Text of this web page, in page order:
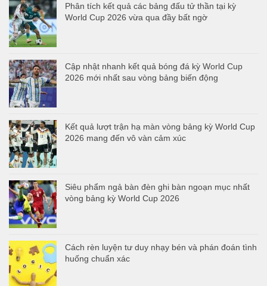
Phân tích kết quả các bảng đấu tử thần tại kỳ
World Cup 2026 vừa qua đầy bất ngờ
Cập nhật nhanh kết quả bóng đá kỳ World Cup
2026 mới nhất sau vòng bảng biến động
Kết quả lượt trận hạ màn vòng bảng kỳ World Cup
2026 mang đến vô vàn cảm xúc
Siêu phẩm ngả bàn đèn ghi bàn ngoạn mục nhất
vòng bảng kỳ World Cup 2026
Cách rèn luyện tư duy nhạy bén và phán đoán tình
huống chuẩn xác